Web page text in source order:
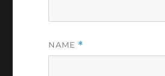
NAME *